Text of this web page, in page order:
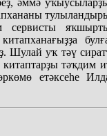
әммә
сервисты
Шулай уҡ тәү
китаптарҙы тәҡдим
етәксеһе